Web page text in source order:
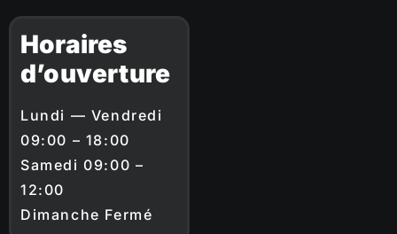
Horaires
d’ouverture
Lundi — Vendredi
09:00 – 18:00
Samedi 09:00 –
12:00
Dimanche Fermé